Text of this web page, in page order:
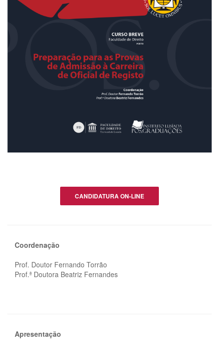
CANDIDATURA ON-LINE
Coordenação
Prof. Doutor Fernando Torrão
Prof.ª Doutora Beatriz Fernandes
Apresentação